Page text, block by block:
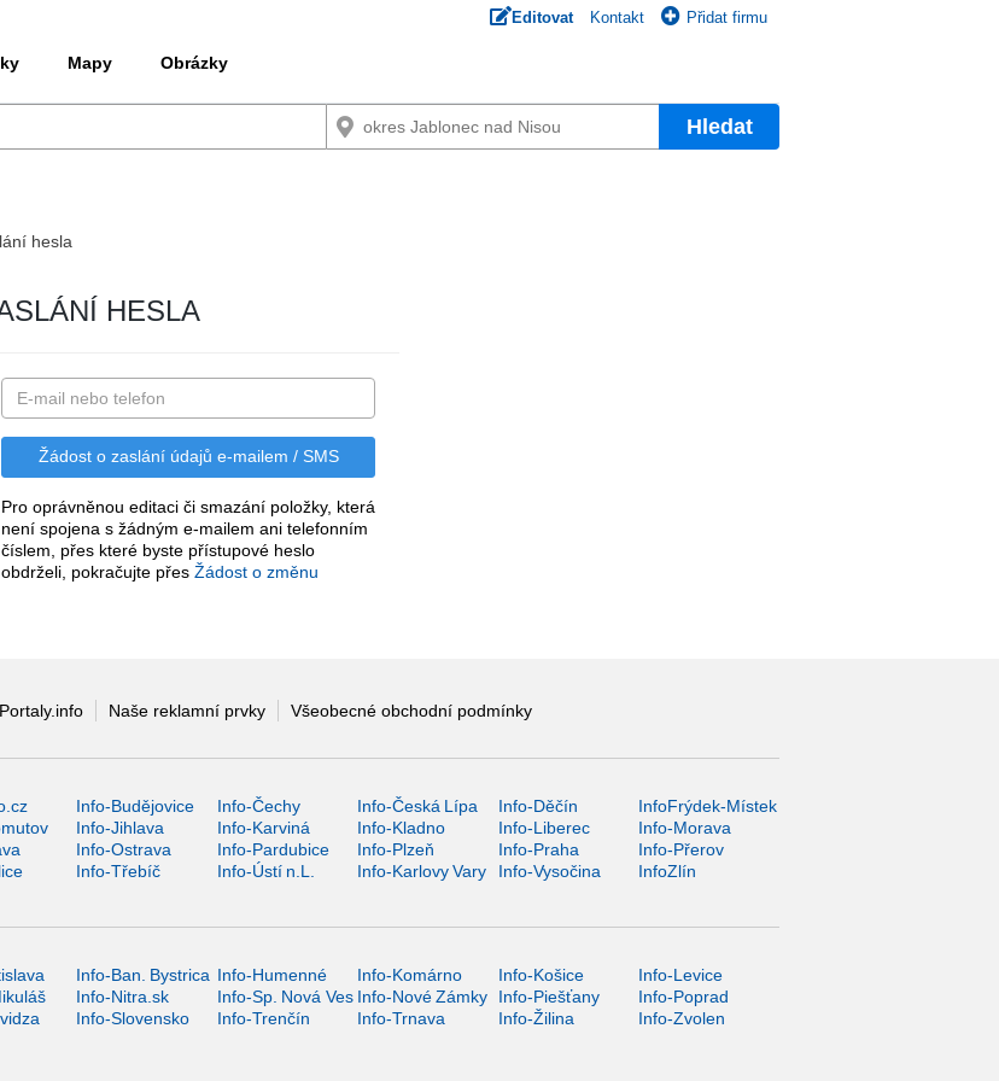
Editovat Kontakt Přidat firmu
Mapy Obrázky
Hledat
hesla
HESLA
Pro oprávněnou editaci či smazání položky, která
není spojena s žádným e-mailem ani telefonním
číslem, přes které byste přístupové heslo
obdrželi, pokračujte přes Žádost o změnu
Naše reklamní prvky Všeobecné obchodní podmínky
Info-Budějovice Info-Čechy Info-Česká Lípa Info-Děčín
InfoFrýdek-Místek
Info-Jihlava Info-Karviná Info-Kladno Info-Liberec
Info-Morava
Info-Ostrava Info-Pardubice Info-Plzeň Info-Praha
Info-Přerov
Info-Třebíč Info-Ústí n.L. Info-Karlovy Vary Info-Vysočina InfoZlín
Info-Ban. Bystrica Info-Humenné Info-Komárno Info-Košice
Info-Levice
Info-Nitra.sk Info-Sp. Nová Ves Info-Nové Zámky Info-Piešťany
Info-Poprad
Info-Slovensko Info-Trenčín Info-Trnava Info-Žilina Info-Zvolen